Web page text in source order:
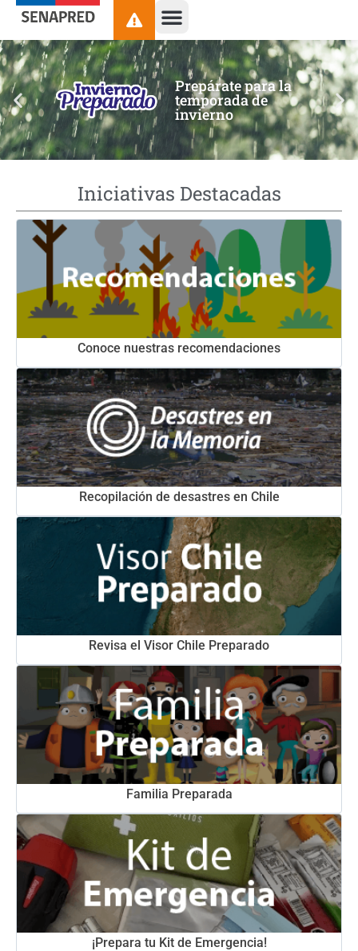
contenido
Prepárate para la
temporada de
invierno
Iniciativas Destacadas
Conoce nuestras recomendaciones
Recopilación de desastres en Chile
Revisa el Visor Chile Preparado
Familia Preparada
¡Prepara tu Kit de Emergencia!